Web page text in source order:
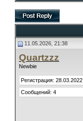
11.05.2026, 21:38
Quartzzz
Newbie
Регистрация: 28.03.2022
Сообщений: 4